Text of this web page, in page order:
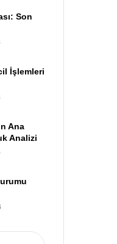
Son
İşlemleri
Ana
Analizi